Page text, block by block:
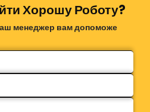
Хорошу Роботу?
менеджер вам допоможе